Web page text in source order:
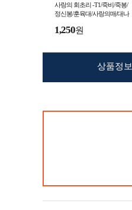
사랑의 회초리 -T1/죽비/죽봉/
정신봉/훈육대/사랑의매/대나
송료인하
1,250원
상품정보